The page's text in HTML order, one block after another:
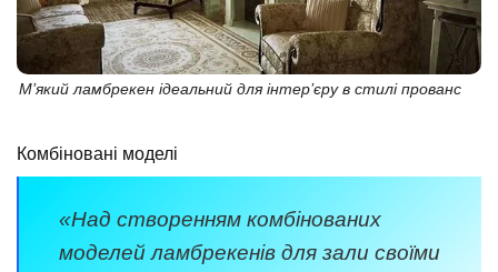
М’який ламбрекен ідеальний для інтер’єру в стилі прованс
Комбіновані моделі
«Над створенням комбінованих
моделей ламбрекенів для зали своїми